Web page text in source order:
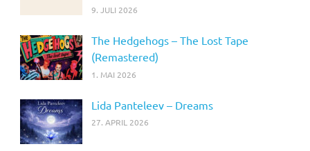
9. JULI 2026
The Hedgehogs – The Lost Tape
(Remastered)
1. MAI 2026
Lida Panteleev – Dreams
27. APRIL 2026